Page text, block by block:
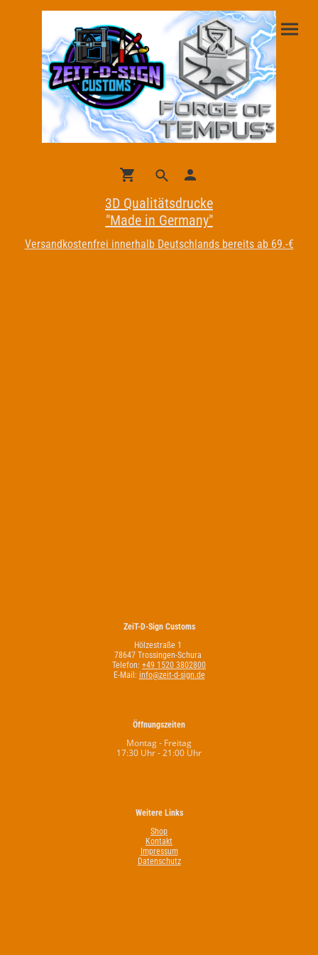
3D Qualitätsdrucke
"Made in Germany"
Versandkostenfrei innerhalb Deutschlands bereits ab 69.-€
ZeiT-D-Sign Customs
Hölzestraße 1
78647 Trossingen-Schura
Telefon: +49 1520 3802800
E-Mail: info@zeit-d-sign.de
Öffnungszeiten
Montag - Freitag
17:30 Uhr - 21:00 Uhr
Weitere Links
Shop
Kontakt
Impressum
Datenschutz